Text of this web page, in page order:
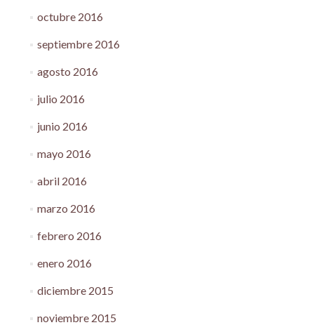
octubre 2016
septiembre 2016
agosto 2016
julio 2016
junio 2016
mayo 2016
abril 2016
marzo 2016
febrero 2016
enero 2016
diciembre 2015
noviembre 2015